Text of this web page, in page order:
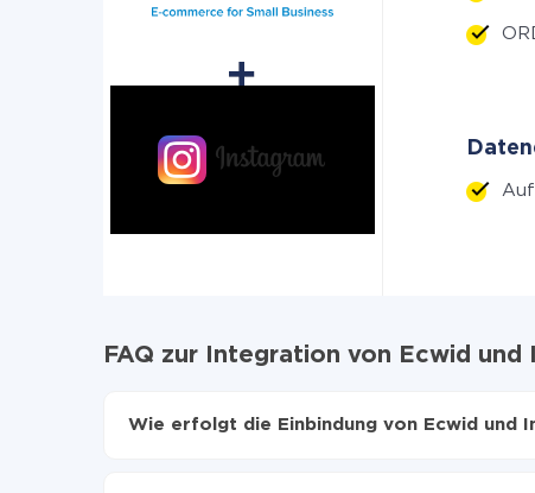
FAQ zur Integration von Ecwid und
Wie erfolgt die Einbindung von Ecwid und